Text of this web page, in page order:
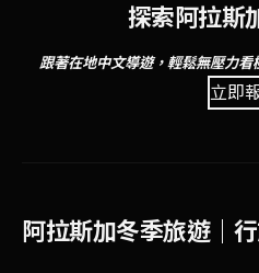
探索阿拉斯
跟著在地中文導遊，輕鬆無壓力
立即
阿拉斯加冬季旅遊｜